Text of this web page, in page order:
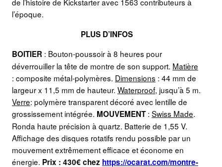
l’époque.
PLUS D’INFOS
BOITIER : Bouton-poussoir à 8 heures pour
déverrouiller la tête de montre de son support. Matière
: composite métal-polymères. Dimensions : 44 mm de
largeur x 11,5 mm de hauteur. Waterproof, jusqu’à 5 m.
Verre: polymère transparent décoré avec lentille de
grossissement intégrée. MOUVEMENT: Swiss Made.
Ronda haute précision à quartz. Batterie de 1,55 V.
Affichage des disques rotatifs rendu possible par un
mouvement extrêmement efficace et économe en
énergie. Prix : 430€ chez https://ocarat.com/montre-